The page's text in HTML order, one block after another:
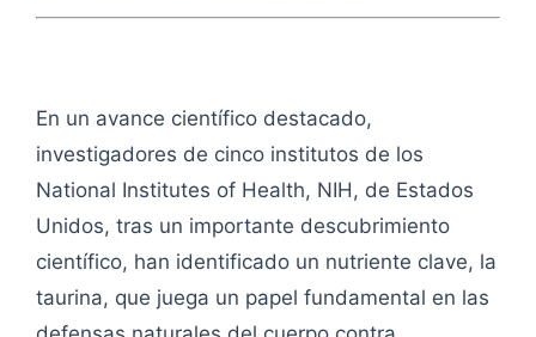
En un avance científico destacado,
investigadores de cinco institutos de los
National Institutes of Health, NIH, de Estados
Unidos, tras un importante descubrimiento
científico, han identificado un nutriente clave, la
taurina, que juega un papel fundamental en las